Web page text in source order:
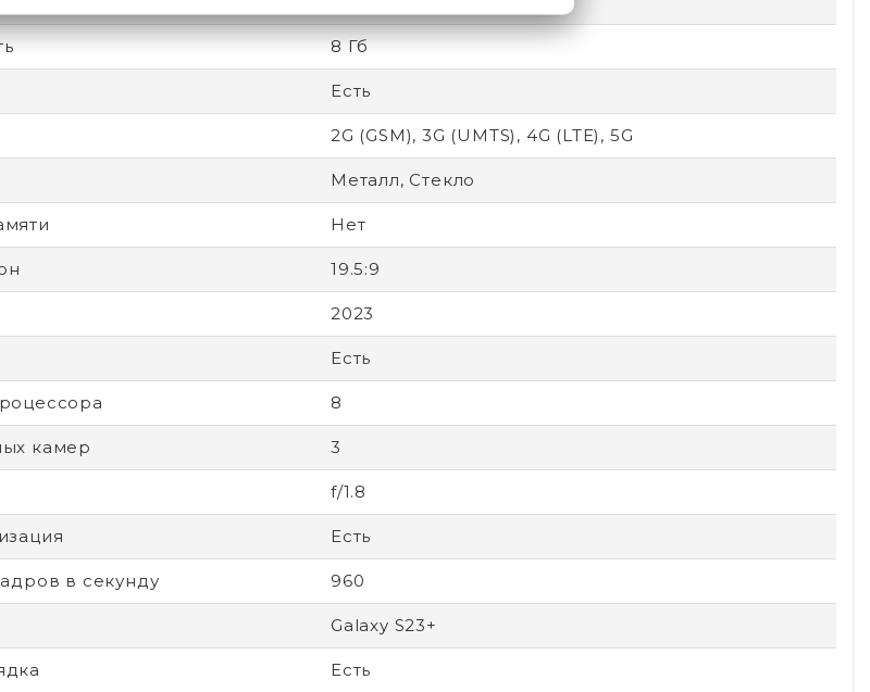
8 Гб
Есть
2G (GSM), 3G (UMTS), 4G (LTE), 5G
Металл, Стекло
Нет
19.5:9
2023
Есть
8
камер 3
f/1.8
Есть
в секунду 960
Galaxy S23+
Есть